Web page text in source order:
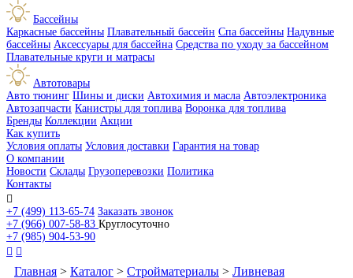
Бассейны
Каркасные бассейны Плавательный бассейн Спа бассейны Надувные
бассейны Аксессуары для бассейна Средства по уходу за бассейном
Плавательные круги и матрасы
Автотовары
Авто тюнинг Шины и диски Автохимия и масла Автоэлектроника
Автозапчасти Канистры для топлива Воронка для топлива
Бренды Коллекции Акции
Как купить
Условия оплаты Условия доставки Гарантия на товар
О компании
Новости Склады Грузоперевозки Политика
Контакты

+7 (499) 113-65-74 Заказать звонок
+7 (966) 007-58-83 Круглосуточно
+7 (985) 904-53-90
 
Главная > Каталог > Стройматериалы > Ливневая